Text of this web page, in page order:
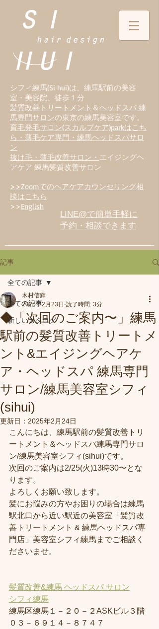
シフィ練馬(Si hui)は、 練馬駅前の美容
室・美容院、徒歩１分
髪質改善トリートメント ＆ヘッドスパ 練
馬専門サロンの東京の練馬美容室です。
育毛発毛サロン(スカルプケア)parkはこち
ら・薄毛ケア専門・練馬ヘッドスパサロ
ン
抜け毛・薄毛改善サロン・ エイジングヘ
アケア 練馬髪質改善サロン
>>Zoomでのヘアケアカウンセリング相
談はこちら
>>English
LINE@で簡単手軽に
予約・相談できます
記事
全ての記事
新しいカタログ
全ての記事
◆「次回のご案内〜」練馬
駅前の髪質改善トリートメ
ント&エイジングヘアケ
ア・ヘッドスパ 練馬専門
サロン/練馬美容室シフィ
(sihui)
木村信輝
2025年2月23日 読了時間: 3分
更新日： 2025年2月24日
こんにちは、練馬駅前の髪質改善トリ
ートメント＆ヘッドスパ練馬専門サロ
ン/練馬美容室シフィ(sihui)です。
次回のご案内は2/25(火)13時30〜とな
ります。
よろしくお願い致します。
髪にお悩みの方やお困りの場合は練馬
駅北口から近い駅近の美容室「髪質改
善トリートメント & 練馬ヘッドスパ専
門店」美容室シフィ練馬までご相談く
ださいませ。
髪質改善&練馬 ヘッドスパ サロン
シフィ練馬
練馬区練馬１－２０－２ASKビル３階
０３－６９１４－８７４７